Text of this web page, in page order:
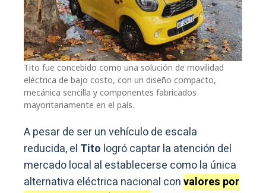
Tito fue concebido como una solución de movilidad
eléctrica de bajo costo, con un diseño compacto,
mecánica sencilla y componentes fabricados
mayoritariamente en el país.
A pesar de ser un vehículo de escala
reducida, el Tito logró captar la atención del
mercado local al establecerse como la única
alternativa eléctrica nacional convalores por